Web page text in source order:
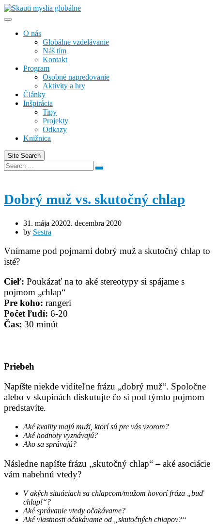
Skip
to
O nás
Globálne vzdelávanie
Náš tím
Kontakt
Program
Osobné napredovanie
Aktivity a hry
Články
Inšpirácia
Tipy
Projekty
Odkazy
Knižnica
Site Search
Search
for:
Search
Dobrý muž vs. skutočný chlap
31. mája 20202. decembra 2020
by Sestra
Vnímame pod pojmami dobrý muž a skutočný chlap to
isté?
Cieľ: Poukázať na to aké stereotypy si spájame s
pojmom „chlap“
Pre koho: rangeri
Počet ľudí: 6-20
Čas: 30 minút
Priebeh
Napíšte niekde viditeľne frázu „dobrý muž“. Spoločne
alebo v skupinách diskutujte čo si pod týmto pojmom
predstavíte.
Aké kvality majú muži, ktorí sú pre vás vzorom?
Aké hodnoty vyznávajú?
Ako sa správajú?
Následne napíšte frázu „skutočný chlap“ – aké asociácie
vám nabehnú vtedy?
V akých situáciach sa chlapcom/mužom hovorí fráza „buď
chlap!“?
Aké správanie vtedy očakávame?
Aké vlastnosti očakávame od „skutočných chlapov?“